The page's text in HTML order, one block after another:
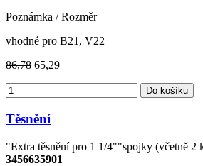
Poznámka / Rozměr
vhodné pro B21, V22
86,78 65,29
Do košíku
Těsnění
"Extra těsnění pro 1 1/4""spojky (včetně 2
3456635901